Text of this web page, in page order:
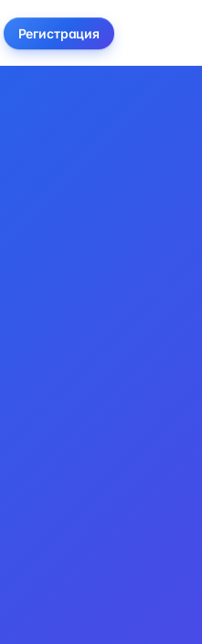
Регистрация